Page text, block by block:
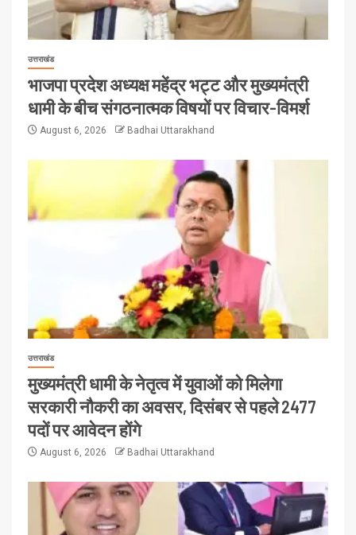
उत्तराखंड
भाजपा प्रदेश अध्यक्ष महेंद्र भट्ट और मुख्यमंत्री
धामी के बीच संगठनात्मक विषयों पर विचार-विमर्श
August 6, 2026 Badhai Uttarakhand
उत्तराखंड
मुख्यमंत्री धामी के नेतृत्व में युवाओं को मिलेगा
सरकारी नौकरी का अवसर, दिसंबर से पहले 2477
पदों पर आवेदन होंगे
August 6, 2026 Badhai Uttarakhand